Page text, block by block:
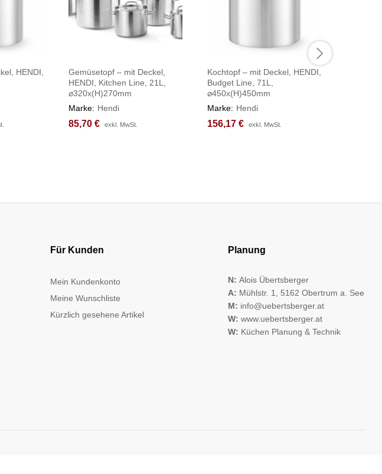
HENDI,
Gemüsetopf – mit Deckel,
HENDI, Kitchen Line, 21L,
⌀320x(H)270mm
Marke: Hendi
85,70 € exkl. MwSt.
85,70 € exkl. MwSt.
Kochtopf – mit Deckel, HENDI,
Budget Line, 71L,
⌀450x(H)450mm
Marke: Hendi
156,17 € exkl. MwSt.
156,17 € exkl. MwSt.
Für Kunden
Mein Kundenkonto
Meine Wunschliste
Kürzlich gesehene Artikel
Planung
N: Alois Übertsberger
A: Mühlstr. 1, 5162 Obertrum a. See
M: info@uebertsberger.at
W: www.uebertsberger.at
W: Küchen Planung & Technik